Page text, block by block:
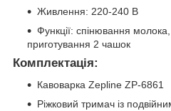
Живлення: 220-240 В
Функції: спінювання
приготування 2 чашок
Комплектація:
Кавоварка Zepline ZP-6861
Ріжковий тримач із